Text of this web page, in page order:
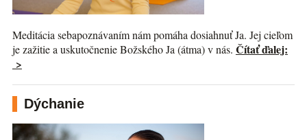
Meditácia sebapoznávaním nám pomáha dosiahnuť Ja. Jej cieľom
je zažitie a uskutočnenie Božského Ja (átma) v nás. Čítať ďalej:
>
Dýchanie